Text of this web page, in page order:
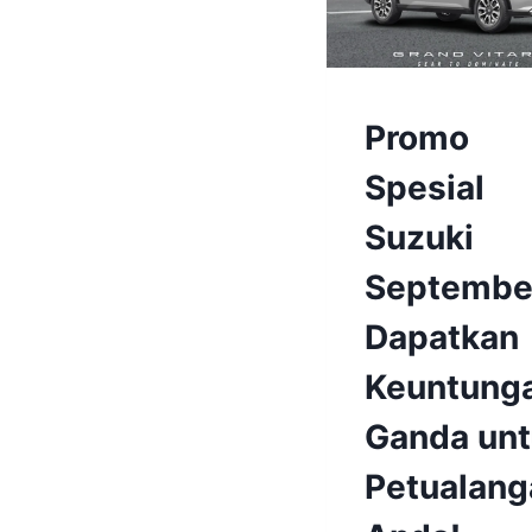
BERITA
&
|
&
SUZUKI
BEKASI
|
PROMO
TERBARU
|
TERBARU
BEKASI
Promo
Spesial
Suzuki
Dapatkan
Ganda